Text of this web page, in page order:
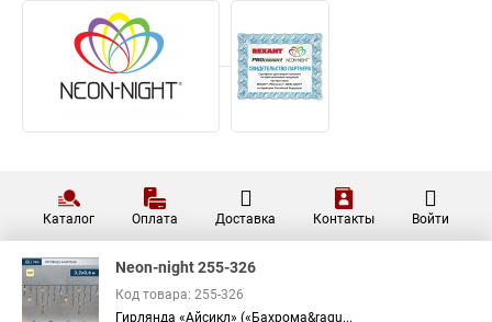
Каталог Оплата Доставка Контакты Войти
Neon-night 255-326
Код товара: 255-326
Гирлянда «Айсикл» («Бахрома&raqu...